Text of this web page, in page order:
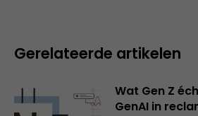
Gerelateerde artikelen
Wat Gen Z
GenAI in